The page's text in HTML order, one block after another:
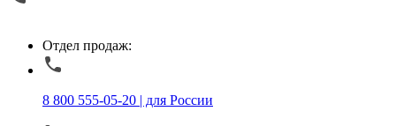
Отдел продаж:
8 800 555-05-20 | для России